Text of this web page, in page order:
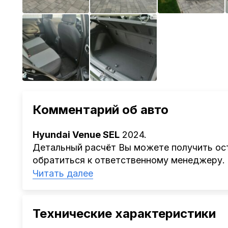
Комментарий об авто
Hyundai Venue SEL 2024.
Детальный расчёт Вы можете получить
обратиться к ответственному менеджеру.
Наша компания
проверка автомобиля, полное
растаможке. Экономьте свое время и
Читать далее
Технические характеристики